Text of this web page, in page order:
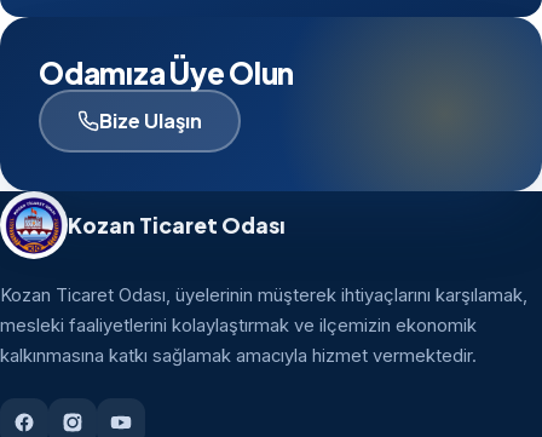
Odamıza Üye Olun
Bize Ulaşın
Kozan Ticaret Odası
Kozan Ticaret Odası, üyelerinin müşterek ihtiyaçlarını karşılamak,
mesleki faaliyetlerini kolaylaştırmak ve ilçemizin ekonomik
kalkınmasına katkı sağlamak amacıyla hizmet vermektedir.